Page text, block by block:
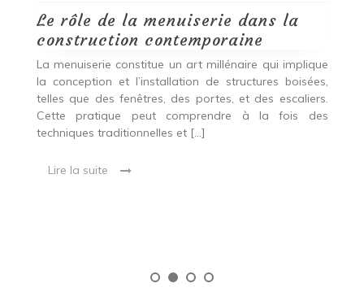
Le rôle de la menuiserie dans la
construction contemporaine
La menuiserie constitue un art millénaire qui implique
la conception et l’installation de structures boisées,
telles que des fenêtres, des portes, et des escaliers.
Cette pratique peut comprendre à la fois des
techniques traditionnelles et […]
Lire la suite